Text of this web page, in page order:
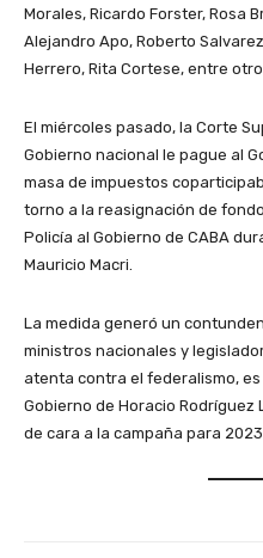
Morales, Ricardo Forster, Rosa
Alejandro Apo, Roberto
Herrero, Rita Cortese, entre
El miércoles pasado, la Corte
Gobierno nacional le pague al
masa de impuestos
torno a la reasignación de
Policía al Gobierno de CABA
Mauricio Macri.
La medida generó un
ministros nacionales y
atenta contra el federalismo,
Gobierno de Horacio
de cara a la campaña para